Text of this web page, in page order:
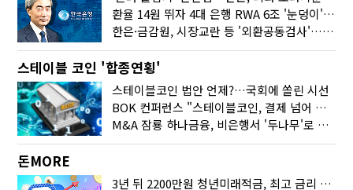
환율 14원 뛰자 4대 은행 RWA 6조 '눈덩이'…2배 뛴 2분기는?
한은·금감원, 시장교란 등 '외환공동검사'…환율 급등 전방위 대응
스테이블 코인 '합종연횡'
스테이블코인 법안 언제?…국회에 쏠린 시선
BOK 컨퍼런스 "스테이블코인, 결제 넘어 보험 대출 등 금융 연결 도구"
M&A 잠룡 하나금융, 비은행서 '두나무'로 눈돌린 이유는
돈MORE
3년 뒤 2200만원 청년미래적금, 최고 금리 받으려면?